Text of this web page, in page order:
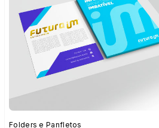
Folders e Panfletos